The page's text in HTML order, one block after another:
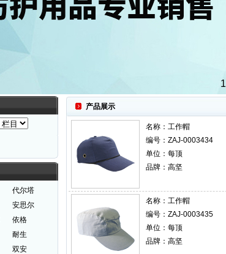
1
代尔塔
安思尔
依格
耐生
双安
产品展示
名称： 工作帽
编号：ZAJ-0003434
单位：每顶
品牌：高坚
名称： 工作帽
编号：ZAJ-0003435
单位：每顶
品牌：高坚